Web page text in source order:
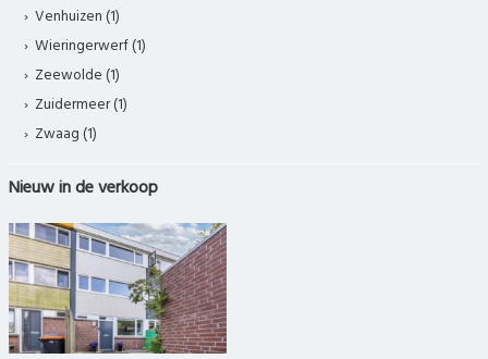
Venhuizen (1)
Wieringerwerf (1)
Zeewolde (1)
Zuidermeer (1)
Zwaag (1)
Nieuw in de verkoop